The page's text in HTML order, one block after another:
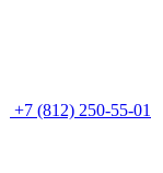
+7 (812) 250-55-01